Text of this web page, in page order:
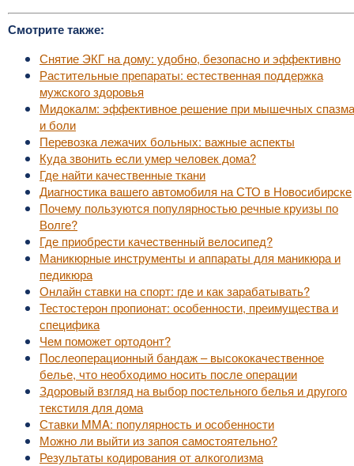
Смотрите также:
Снятие ЭКГ на дому: удобно, безопасно и эффективно
Растительные препараты: естественная поддержка
мужского здоровья
Мидокалм: эффективное решение при мышечных
и боли
Перевозка лежачих больных: важные аспекты
Куда звонить если умер человек дома?
Где найти качественные ткани
Диагностика вашего автомобиля на СТО в Новосибирске
Почему пользуются популярностью речные круизы по
Волге?
Где приобрести качественный велосипед?
Маникюрные инструменты и аппараты для маникюра и
педикюра
Онлайн ставки на спорт: где и как зарабатывать?
Тестостерон пропионат: особенности, преимущества и
специфика
Чем поможет ортодонт?
Послеоперационный бандаж – высококачественное
белье, что необходимо носить после операции
Здоровый взгляд на выбор постельного белья и другого
текстиля для дома
Ставки MMA: популярность и особенности
Можно ли выйти из запоя самостоятельно?
Результаты кодирования от алкоголизма